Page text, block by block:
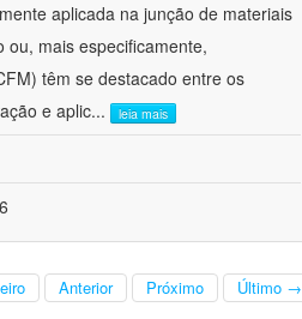
aplicada na junção de materiais
mais especificamente,
têm se destacado entre os
e aplic... leia mais
Anterior Próximo Último →